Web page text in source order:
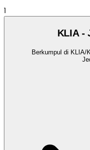
1
KLIA -
Berkumpul di KLIA/